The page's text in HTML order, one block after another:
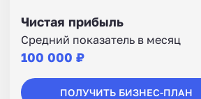
Чистая прибыль
Средний показатель в месяц
100 000 ₽
ПОЛУЧИТЬ БИЗНЕС-ПЛАН